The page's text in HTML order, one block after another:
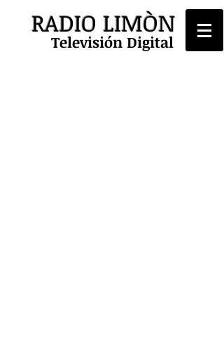
RADIO LIMÒN
Televisión Digital